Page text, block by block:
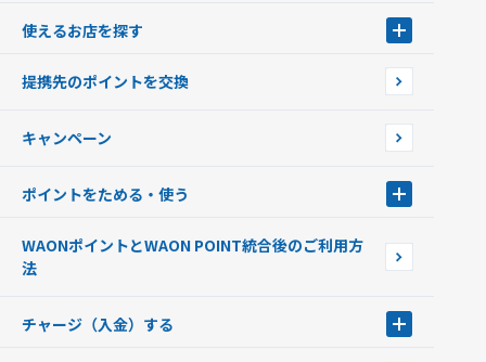
WAONを申込む
インターネット上でのお買い物について（ネット決済）
使えるお店を探す
店舗検索
イオン銀行ATM設置場所
提携先のポイントを交換
キャンペーン
ポイントをためる・使う
ポイントの有効期限について
WAONポイントとWAON POINT統合後のご利用方
法
チャージ（入金）する